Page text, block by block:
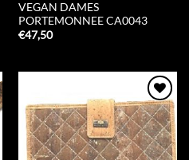
VEGAN DAMES
PORTEMONNEE CA0043
€47,50
Add to
Wishlist